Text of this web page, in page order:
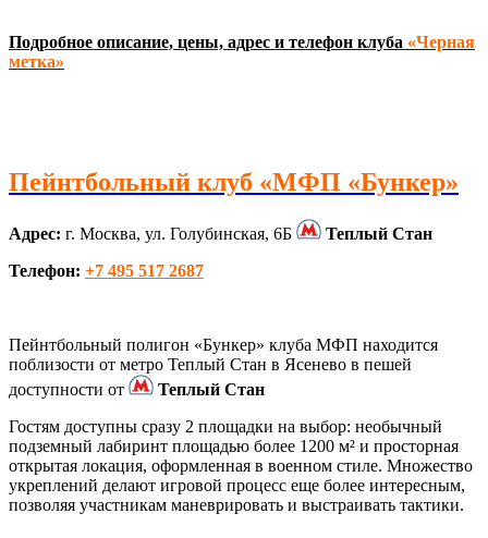
Подробное описание, цены, адрес и телефон клуба «Черная
метка»
Пейнтбольный клуб «МФП «Бункер»
Адрес: г. Москва, ул. Голубинская, 6Б
Теплый Стан
Телефон: +7 495 517 2687
Пейнтбольный полигон «Бункер» клуба МФП находится
поблизости от метро Теплый Стан в Ясенево в пешей
доступности от
Теплый Стан
Гостям доступны сразу 2 площадки на выбор: необычный
подземный лабиринт площадью более 1200 м² и просторная
открытая локация, оформленная в военном стиле. Множество
укреплений делают игровой процесс еще более интересным,
позволяя участникам маневрировать и выстраивать тактики.